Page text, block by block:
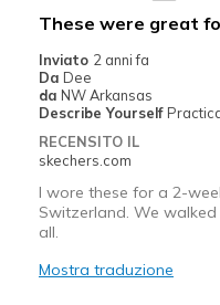
These were great
Inviato 2 anni fa
Da Dee
da NW Arkansas
Describe Yourself
RECENSITO IL
skechers.com
I wore these for a 2-
Switzerland. We
all.
Mostra traduzione